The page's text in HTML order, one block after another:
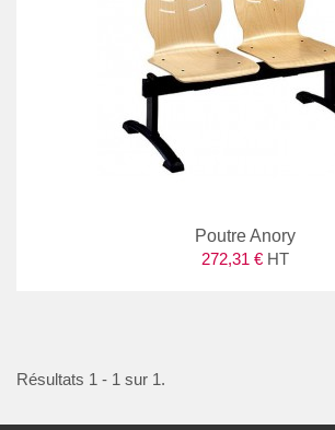
Poutre Anory
272,31 € HT
Résultats 1 - 1 sur 1.